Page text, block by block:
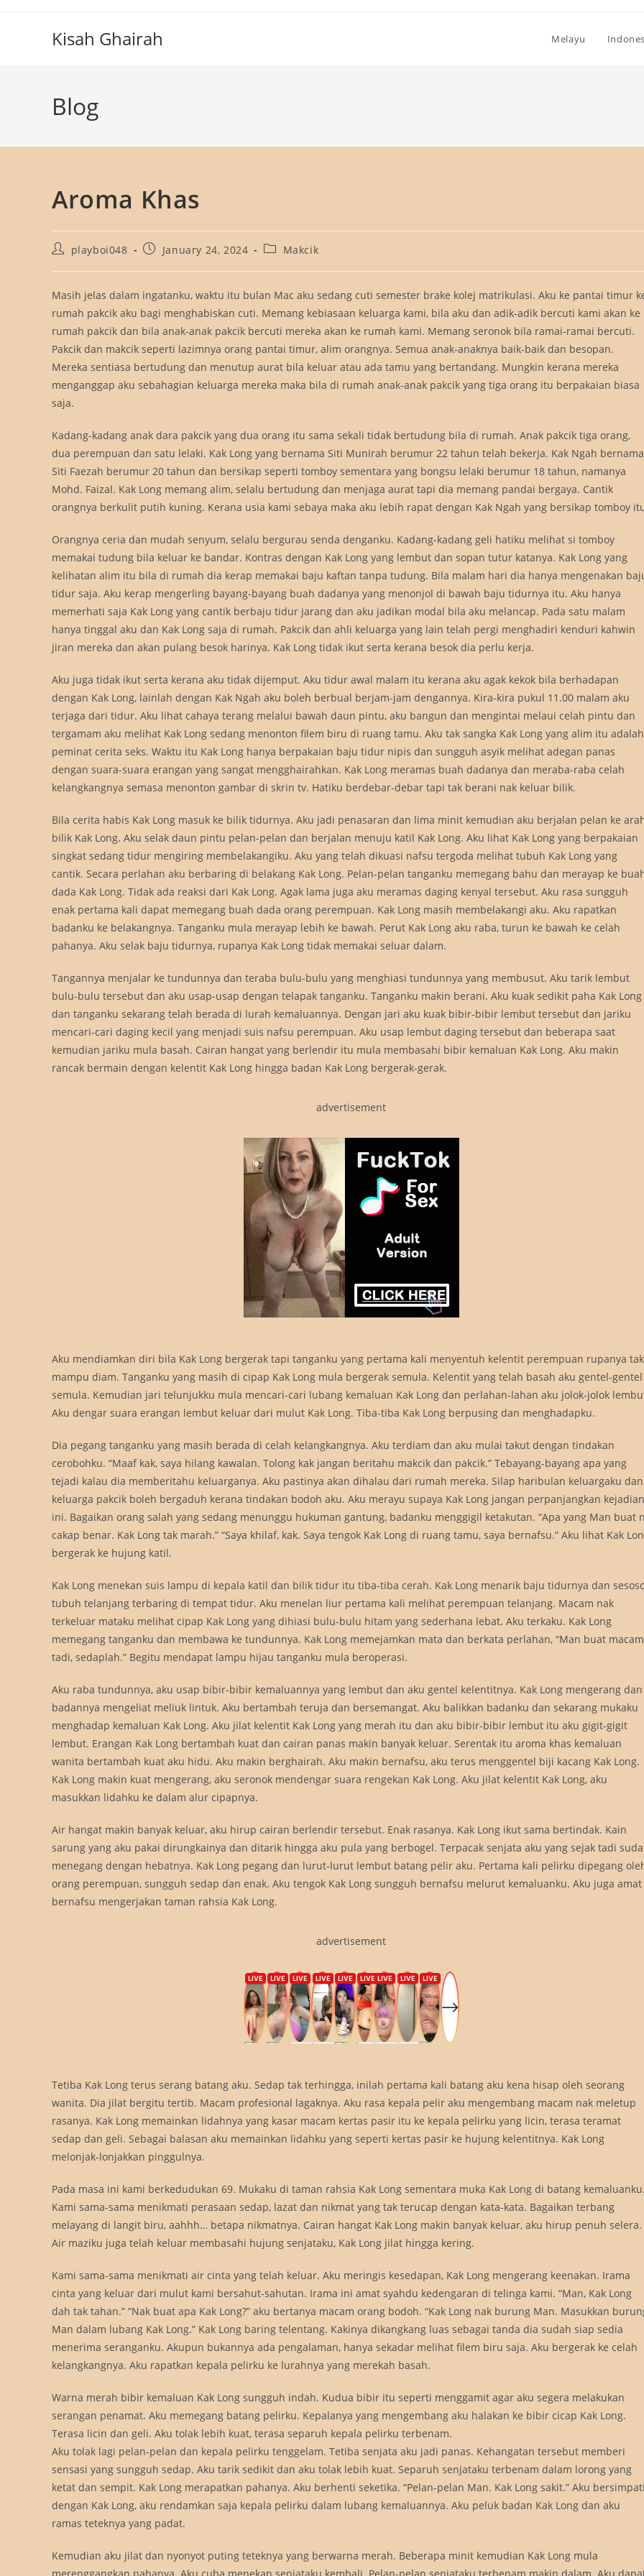
Kisah Ghairah Melayu
Blog
Aroma Khas
Postplayboi048
PostJanuary 24, 2024
PostMakcik
Masih jelas dalam ingatanku, waktu itu bulan Mac aku sedang cuti semester brake kolej matrikulasi. Aku ke pantai timur
rumah pakcik aku bagi menghabiskan cuti. Memang kebiasaan keluarga kami, bila aku dan adik-adik bercuti kami akan ke
rumah pakcik dan bila anak-anak pakcik bercuti mereka akan ke rumah kami. Memang seronok bila ramai-ramai bercuti.
Pakcik dan makcik seperti lazimnya orang pantai timur, alim orangnya. Semua anak-anaknya baik-baik dan besopan.
Mereka sentiasa bertudung dan menutup aurat bila keluar atau ada tamu yang bertandang. Mungkin kerana mereka
menganggap aku sebahagian keluarga mereka maka bila di rumah anak-anak pakcik yang tiga orang itu berpakaian biasa
saja.
Kadang-kadang anak dara pakcik yang dua orang itu sama sekali tidak bertudung bila di rumah. Anak pakcik tiga orang,
dua perempuan dan satu lelaki. Kak Long yang bernama Siti Munirah berumur 22 tahun telah bekerja. Kak Ngah bernama
Siti Faezah berumur 20 tahun dan bersikap seperti tomboy sementara yang bongsu lelaki berumur 18 tahun, namanya
Mohd. Faizal. Kak Long memang alim, selalu bertudung dan menjaga aurat tapi dia memang pandai bergaya. Cantik
orangnya berkulit putih kuning. Kerana usia kami sebaya maka aku lebih rapat dengan Kak Ngah yang bersikap tomboy
Orangnya ceria dan mudah senyum, selalu bergurau senda denganku. Kadang-kadang geli hatiku melihat si tomboy
memakai tudung bila keluar ke bandar. Kontras dengan Kak Long yang lembut dan sopan tutur katanya. Kak Long yang
kelihatan alim itu bila di rumah dia kerap memakai baju kaftan tanpa tudung. Bila malam hari dia hanya mengenakan
tidur saja. Aku kerap mengerling bayang-bayang buah dadanya yang menonjol di bawah baju tidurnya itu. Aku hanya
memerhati saja Kak Long yang cantik berbaju tidur jarang dan aku jadikan modal bila aku melancap. Pada satu malam
hanya tinggal aku dan Kak Long saja di rumah. Pakcik dan ahli keluarga yang lain telah pergi menghadiri kenduri kahwin
jiran mereka dan akan pulang besok harinya. Kak Long tidak ikut serta kerana besok dia perlu kerja.
Aku juga tidak ikut serta kerana aku tidak dijemput. Aku tidur awal malam itu kerana aku agak kekok bila berhadapan
dengan Kak Long, lainlah dengan Kak Ngah aku boleh berbual berjam-jam dengannya. Kira-kira pukul 11.00 malam aku
terjaga dari tidur. Aku lihat cahaya terang melalui bawah daun pintu, aku bangun dan mengintai melaui celah pintu dan
tergamam aku melihat Kak Long sedang menonton filem biru di ruang tamu. Aku tak sangka Kak Long yang alim itu adalah
peminat cerita seks. Waktu itu Kak Long hanya berpakaian baju tidur nipis dan sungguh asyik melihat adegan panas
dengan suara-suara erangan yang sangat mengghairahkan. Kak Long meramas buah dadanya dan meraba-raba celah
kelangkangnya semasa menonton gambar di skrin tv. Hatiku berdebar-debar tapi tak berani nak keluar bilik.
Bila cerita habis Kak Long masuk ke bilik tidurnya. Aku jadi penasaran dan lima minit kemudian aku berjalan pelan ke
bilik Kak Long. Aku selak daun pintu pelan-pelan dan berjalan menuju katil Kak Long. Aku lihat Kak Long yang berpakaian
singkat sedang tidur mengiring membelakangiku. Aku yang telah dikuasi nafsu tergoda melihat tubuh Kak Long yang
cantik. Secara perlahan aku berbaring di belakang Kak Long. Pelan-pelan tanganku memegang bahu dan merayap ke
dada Kak Long. Tidak ada reaksi dari Kak Long. Agak lama juga aku meramas daging kenyal tersebut. Aku rasa sungguh
enak pertama kali dapat memegang buah dada orang perempuan. Kak Long masih membelakangi aku. Aku rapatkan
badanku ke belakangnya. Tanganku mula merayap lebih ke bawah. Perut Kak Long aku raba, turun ke bawah ke celah
pahanya. Aku selak baju tidurnya, rupanya Kak Long tidak memakai seluar dalam.
Tangannya menjalar ke tundunnya dan teraba bulu-bulu yang menghiasi tundunnya yang membusut. Aku tarik lembut
bulu-bulu tersebut dan aku usap-usap dengan telapak tanganku. Tanganku makin berani. Aku kuak sedikit paha Kak Long
dan tanganku sekarang telah berada di lurah kemaluannya. Dengan jari aku kuak bibir-bibir lembut tersebut dan jariku
mencari-cari daging kecil yang menjadi suis nafsu perempuan. Aku usap lembut daging tersebut dan beberapa saat
kemudian jariku mula basah. Cairan hangat yang berlendir itu mula membasahi bibir kemaluan Kak Long. Aku makin
rancak bermain dengan kelentit Kak Long hingga badan Kak Long bergerak-gerak.
advertisement
Aku mendiamkan diri bila Kak Long bergerak tapi tanganku yang pertama kali menyentuh kelentit perempuan rupanya tak
mampu diam. Tanganku yang masih di cipap Kak Long mula bergerak semula. Kelentit yang telah basah aku gentel-gentel
semula. Kemudian jari telunjukku mula mencari-cari lubang kemaluan Kak Long dan perlahan-lahan aku jolok-jolok
Aku dengar suara erangan lembut keluar dari mulut Kak Long. Tiba-tiba Kak Long berpusing dan menghadapku.
Dia pegang tanganku yang masih berada di celah kelangkangnya. Aku terdiam dan aku mulai takut dengan tindakan
cerobohku. “Maaf kak, saya hilang kawalan. Tolong kak jangan beritahu makcik dan pakcik.” Tebayang-bayang apa yang
tejadi kalau dia memberitahu keluarganya. Aku pastinya akan dihalau dari rumah mereka. Silap haribulan keluargaku dan
keluarga pakcik boleh bergaduh kerana tindakan bodoh aku. Aku merayu supaya Kak Long jangan perpanjangkan kejadian
ini. Bagaikan orang salah yang sedang menunggu hukuman gantung, badanku menggigil ketakutan. “Apa yang Man buat
cakap benar. Kak Long tak marah.” “Saya khilaf, kak. Saya tengok Kak Long di ruang tamu, saya bernafsu.” Aku lihat Kak
bergerak ke hujung katil.
Kak Long menekan suis lampu di kepala katil dan bilik tidur itu tiba-tiba cerah. Kak Long menarik baju tidurnya dan
tubuh telanjang terbaring di tempat tidur. Aku menelan liur pertama kali melihat perempuan telanjang. Macam nak
terkeluar mataku melihat cipap Kak Long yang dihiasi bulu-bulu hitam yang sederhana lebat. Aku terkaku. Kak Long
memegang tanganku dan membawa ke tundunnya. Kak Long memejamkan mata dan berkata perlahan, “Man buat macam
tadi, sedaplah.” Begitu mendapat lampu hijau tanganku mula beroperasi.
Aku raba tundunnya, aku usap bibir-bibir kemaluannya yang lembut dan aku gentel kelentitnya. Kak Long mengerang dan
badannya mengeliat meliuk lintuk. Aku bertambah teruja dan bersemangat. Aku balikkan badanku dan sekarang mukaku
menghadap kemaluan Kak Long. Aku jilat kelentit Kak Long yang merah itu dan aku bibir-bibir lembut itu aku gigit-gigit
lembut. Erangan Kak Long bertambah kuat dan cairan panas makin banyak keluar. Serentak itu aroma khas kemaluan
wanita bertambah kuat aku hidu. Aku makin berghairah. Aku makin bernafsu, aku terus menggentel biji kacang Kak Long.
Kak Long makin kuat mengerang, aku seronok mendengar suara rengekan Kak Long. Aku jilat kelentit Kak Long, aku
masukkan lidahku ke dalam alur cipapnya.
Air hangat makin banyak keluar, aku hirup cairan berlendir tersebut. Enak rasanya. Kak Long ikut sama bertindak. Kain
sarung yang aku pakai dirungkainya dan ditarik hingga aku pula yang berbogel. Terpacak senjata aku yang sejak tadi
menegang dengan hebatnya. Kak Long pegang dan lurut-lurut lembut batang pelir aku. Pertama kali pelirku dipegang
orang perempuan, sungguh sedap dan enak. Aku tengok Kak Long sungguh bernafsu melurut kemaluanku. Aku juga amat
bernafsu mengerjakan taman rahsia Kak Long.
advertisement
Tetiba Kak Long terus serang batang aku. Sedap tak terhingga, inilah pertama kali batang aku kena hisap oleh seorang
wanita. Dia jilat bergitu tertib. Macam profesional lagaknya. Aku rasa kepala pelir aku mengembang macam nak meletup
rasanya. Kak Long memainkan lidahnya yang kasar macam kertas pasir itu ke kepala pelirku yang licin, terasa teramat
sedap dan geli. Sebagai balasan aku memainkan lidahku yang seperti kertas pasir ke hujung kelentitnya. Kak Long
melonjak-lonjakkan pinggulnya.
Pada masa ini kami berkedudukan 69. Mukaku di taman rahsia Kak Long sementara muka Kak Long di batang
Kami sama-sama menikmati perasaan sedap, lazat dan nikmat yang tak terucap dengan kata-kata. Bagaikan terbang
melayang di langit biru, aahhh… betapa nikmatnya. Cairan hangat Kak Long makin banyak keluar, aku hirup penuh selera.
Air maziku juga telah keluar membasahi hujung senjataku, Kak Long jilat hingga kering.
Kami sama-sama menikmati air cinta yang telah keluar. Aku meringis kesedapan, Kak Long mengerang keenakan. Irama
cinta yang keluar dari mulut kami bersahut-sahutan. Irama ini amat syahdu kedengaran di telinga kami. “Man, Kak Long
dah tak tahan.” “Nak buat apa Kak Long?” aku bertanya macam orang bodoh. “Kak Long nak burung Man. Masukkan
Man dalam lubang Kak Long.” Kak Long baring telentang. Kakinya dikangkang luas sebagai tanda dia sudah siap sedia
menerima seranganku. Akupun bukannya ada pengalaman, hanya sekadar melihat filem biru saja. Aku bergerak ke celah
kelangkangnya. Aku rapatkan kepala pelirku ke lurahnya yang merekah basah.
Warna merah bibir kemaluan Kak Long sungguh indah. Kudua bibir itu seperti menggamit agar aku segera melakukan
serangan penamat. Aku memegang batang pelirku. Kepalanya yang mengembang aku halakan ke bibir cicap Kak Long.
Terasa licin dan geli. Aku tolak lebih kuat, terasa separuh kepala pelirku terbenam.
Aku tolak lagi pelan-pelan dan kepala pelirku tenggelam. Tetiba senjata aku jadi panas. Kehangatan tersebut memberi
sensasi yang sungguh sedap. Aku tarik sedikit dan aku tolak lebih kuat. Separuh senjataku terbenam dalam lorong yang
ketat dan sempit. Kak Long merapatkan pahanya. Aku berhenti seketika. “Pelan-pelan Man. Kak Long sakit.” Aku
dengan Kak Long, aku rendamkan saja kepala pelirku dalam lubang kemaluannya. Aku peluk badan Kak Long dan aku
ramas teteknya yang padat.
Kemudian aku jilat dan nyonyot puting teteknya yang berwarna merah. Beberapa minit kemudian Kak Long mula